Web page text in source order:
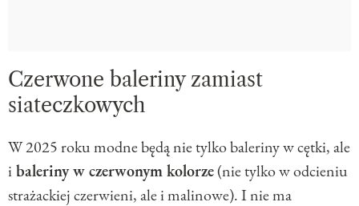
Czerwone baleriny zamiast
siateczkowych
W 2025 roku modne będą nie tylko baleriny w cętki, ale
ibaleriny w czerwonym kolorze(nie tylko w odcieniu
strażackiej czerwieni, ale i malinowe). I nie ma